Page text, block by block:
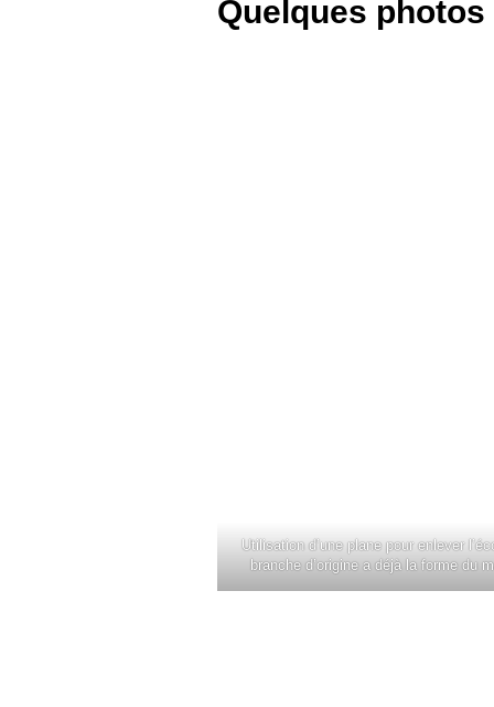
Quelques
Utilisation d’une plane pour enlever
branche d’origine a déjà la forme du